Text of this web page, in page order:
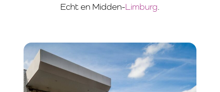
Echt en Midden-Limburg.